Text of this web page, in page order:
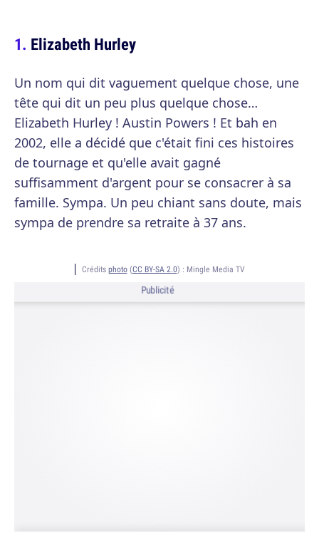
Elizabeth Hurley
Un nom qui dit vaguement quelque chose, une
tête qui dit un peu plus quelque chose…
Elizabeth Hurley ! Austin Powers ! Et bah en
2002, elle a décidé que c'était fini ces histoires
de tournage et qu'elle avait gagné
suffisamment d'argent pour se consacrer à sa
famille. Sympa. Un peu chiant sans doute, mais
sympa de prendre sa retraite à 37 ans.
Crédits photo(CC BY-SA 2.0) : Mingle Media TV
Publicité